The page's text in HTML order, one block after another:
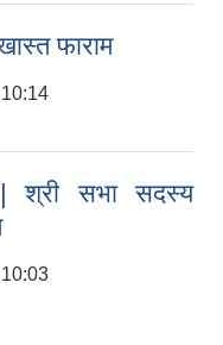
फाराम
| श्री सभा सदस्य